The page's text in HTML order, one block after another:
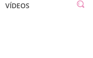
VÍDEOS